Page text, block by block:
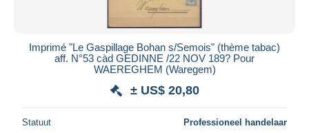
Imprimé "Le Gaspillage Bohan s/Semois" (thème tabac)
aff. N°53 càd GEDINNE /22 NOV 189? Pour
WAEREGHEM (Waregem)
± US$ 20,80
Statuut Professioneel handelaar